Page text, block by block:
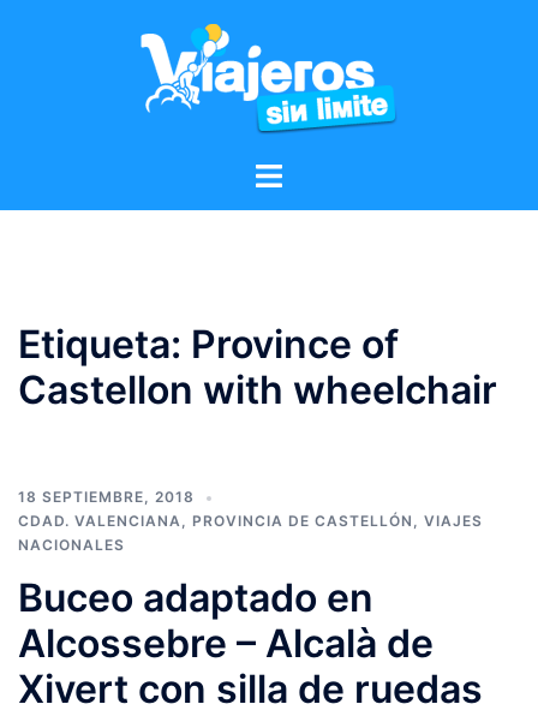
Etiqueta: Province of
Castellon with wheelchair
18 SEPTIEMBRE, 2018
CDAD. VALENCIANA, PROVINCIA DE CASTELLÓN , VIAJES
NACIONALES
Buceo adaptado en
Alcossebre – Alcalà de
Xivert con silla de ruedas